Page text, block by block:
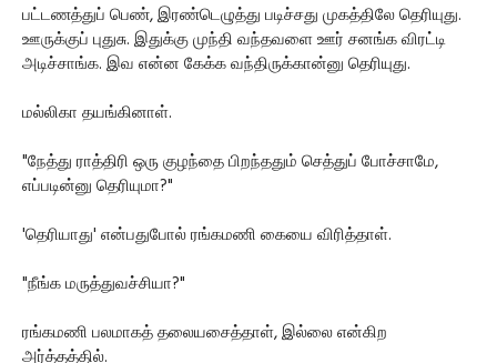
பட்டணத்துப் பெண், இரண்டெழுத்து படிச்சது முகத்திலே தெரியுது.
ஊருக்குப் புதுசு. இதுக்கு முந்தி வந்தவளை ஊர் சனங்க விரட்டி
அடிச்சாங்க. இவ என்ன கேக்க வந்திருக்கான்னு தெரியுது.
மல்லிகா தயங்கினாள்.
"நேத்து ராத்திரி ஒரு குழந்தை பிறந்ததும் செத்துப் போச்சாமே,
எப்படின்னு தெரியுமா?"
'தெரியாது' என்பதுபோல் ரங்கமணி கையை விரித்தாள்.
"நீங்க மருத்துவச்சியா?"
ரங்கமணி பலமாகத் தலையசைத்தாள், இல்லை என்கிற
அர்த்தத்தில்.